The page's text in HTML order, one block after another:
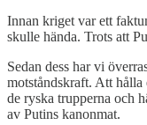
Innan kriget var ett
skulle hända. Trots att
Sedan dess har vi
motståndskraft. Att hålla
de ryska trupperna och
av Putins kanonmat.